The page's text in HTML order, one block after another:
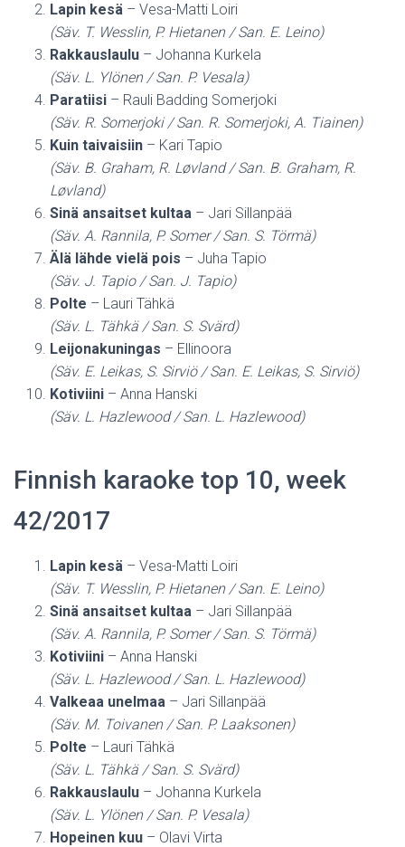
Lapin kesä – Vesa-Matti Loiri
(Säv. T. Wesslin, P. Hietanen / San. E. Leino)
Rakkauslaulu – Johanna Kurkela
(Säv. L. Ylönen / San. P. Vesala)
Paratiisi – Rauli Badding Somerjoki
(Säv. R. Somerjoki / San. R. Somerjoki, A. Tiainen)
Kuin taivaisiin – Kari Tapio
(Säv. B. Graham, R. Løvland / San. B. Graham, R.
Løvland)
Sinä ansaitset kultaa – Jari Sillanpää
(Säv. A. Rannila, P. Somer / San. S. Törmä)
Älä lähde vielä pois – Juha Tapio
(Säv. J. Tapio / San. J. Tapio)
Polte – Lauri Tähkä
(Säv. L. Tähkä / San. S. Svärd)
Leijonakuningas – Ellinoora
(Säv. E. Leikas, S. Sirviö / San. E. Leikas, S. Sirviö)
Kotiviini – Anna Hanski
(Säv. L. Hazlewood / San. L. Hazlewood)
Finnish karaoke top 10, week
42/2017
Lapin kesä – Vesa-Matti Loiri
(Säv. T. Wesslin, P. Hietanen / San. E. Leino)
Sinä ansaitset kultaa – Jari Sillanpää
(Säv. A. Rannila, P. Somer / San. S. Törmä)
Kotiviini – Anna Hanski
(Säv. L. Hazlewood / San. L. Hazlewood)
Valkeaa unelmaa – Jari Sillanpää
(Säv. M. Toivanen / San. P. Laaksonen)
Polte – Lauri Tähkä
(Säv. L. Tähkä / San. S. Svärd)
Rakkauslaulu – Johanna Kurkela
(Säv. L. Ylönen / San. P. Vesala)
Hopeinen kuu – Olavi Virta